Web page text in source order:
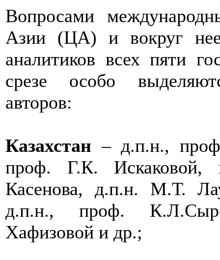
Вопросами
Азии (ЦА) и вокруг
аналитиков всех пяти
срезе особо
авторов:
Казахстан – д.п.н.,
проф. Г.К. Искаковой,
Касенова, д.п.н. М.Т.
д.п.н., проф.
Хафизовой и др.;